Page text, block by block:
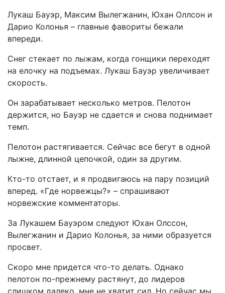
Лукаш Бауэр, Максим Вылегжанин, Юхан Оллсон и
Дарио Колонья – главные фавориты бежали
впереди.
Снег стекает по лыжам, когда гонщики переходят
на елочку на подъемах. Лукаш Бауэр увеличивает
скорость.
Он зарабатывает несколько метров. Пелотон
держится, но Бауэр не сдается и снова поднимает
темп.
Пелотон растягивается. Сейчас все бегут в одной
лыжне, длинной цепочкой, один за другим.
Кто-то отстает, и я продвигаюсь на пару позиций
вперед. «Где норвежцы?» – спрашивают
норвежские комментаторы.
За Лукашем Бауэром следуют Юхан Олссон,
Вылегжанин и Дарио Колонья, за ними образуется
просвет.
Скоро мне придется что-то делать. Однако
пелотон по-прежнему растянут, до лидеров
слишком далеко, мне не хватит сил. Но сейчас мы